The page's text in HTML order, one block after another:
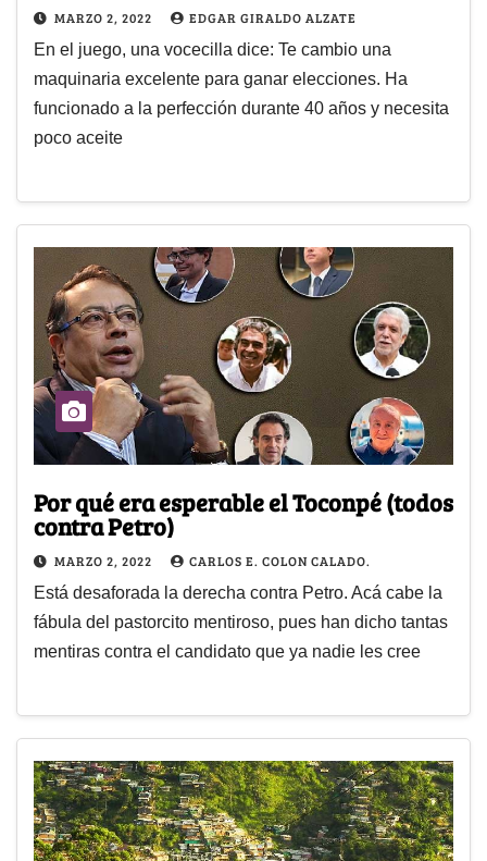
MARZO 2, 2022 EDGAR GIRALDO ALZATE
En el juego, una vocecilla dice: Te cambio una
maquinaria excelente para ganar elecciones. Ha
funcionado a la perfección durante 40 años y necesita
poco aceite
Por qué era esperable el Toconpé (todos
contra Petro)
MARZO 2, 2022 CARLOS E. COLON CALADO.
Está desaforada la derecha contra Petro. Acá cabe la
fábula del pastorcito mentiroso, pues han dicho tantas
mentiras contra el candidato que ya nadie les cree